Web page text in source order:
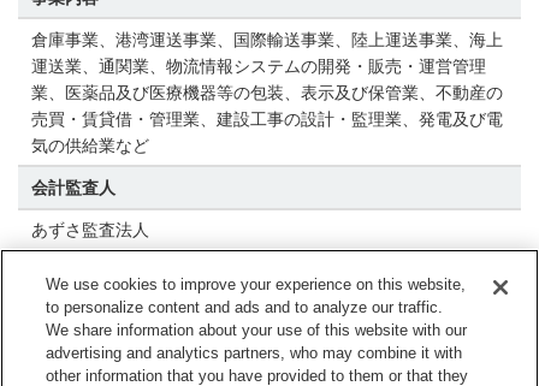
倉庫事業、港湾運送事業、国際輸送事業、陸上運送事業、海上
運送業、通関業、物流情報システムの開発・販売・運営管理
業、医薬品及び医療機器等の包装、表示及び保管業、不動産の
売買・賃貸借・管理業、建設工事の設計・監理業、発電及び電
気の供給業など
会計監査人
あずさ監査法人
We use cookies to improve your experience on this website,
to personalize content and ads and to analyze our traffic.
We share information about your use of this website with our
advertising and analytics partners, who may combine it with
other information that you have provided to them or that they